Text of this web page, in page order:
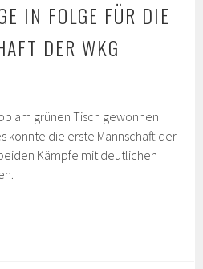
IN FOLGE FÜR DIE
DER WKG
am grünen Tisch gewonnen
konnte die erste Mannschaft der
Kämpfe mit deutlichen